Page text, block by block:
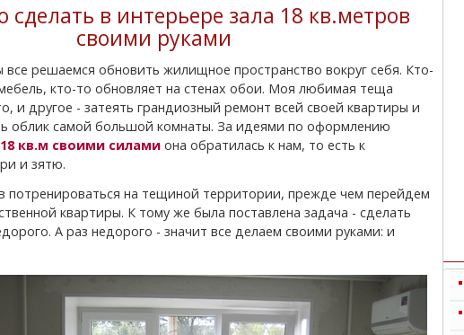
в интерьере зала 18 кв.метров
своими руками
кто-то обновляет на стенах обои. Моя любимая теща
и другое - затеять грандиозный ремонт всей своей квартиры и
облик самой большой комнаты. За идеями по оформлению
кв.м своими силамиона обратилась к нам, то есть к
и зятю.
квартиры. К тому же была поставлена задача - сделать
А раз недорого - значит все делаем своими руками: и